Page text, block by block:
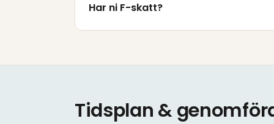
Har ni F-skatt?
Tidsplan &